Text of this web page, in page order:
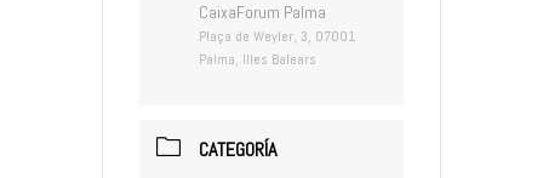
CaixaForum Palma
Plaça de Weyler, 3, 07001
Palma, Illes Balears
CATEGORÍA